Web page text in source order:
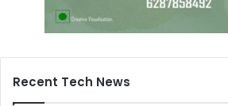
Recent Tech News